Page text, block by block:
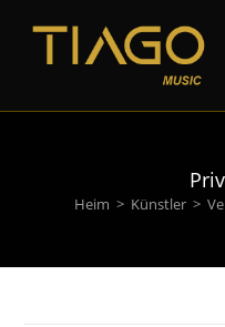
springen
Heim > Künstler >